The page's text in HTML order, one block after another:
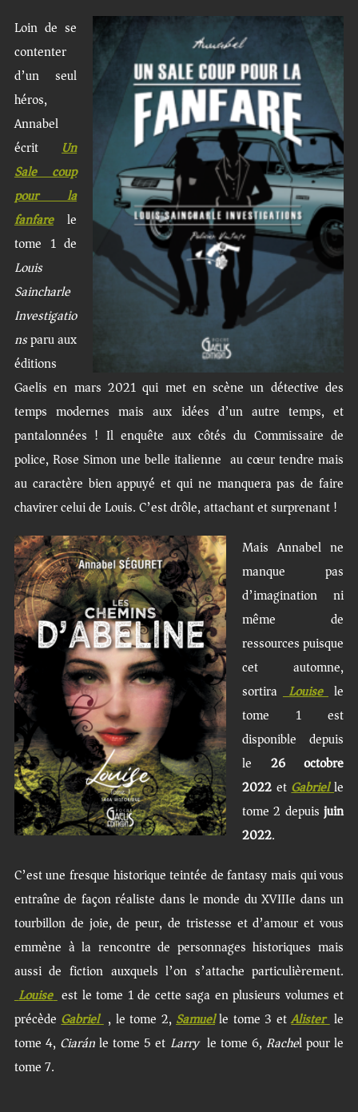
Loin de se
contenter
d’un seul
héros,
Annabel
écritUn
Sale coup
pour la
fanfarele
tome 1 de
Louis
Saincharle
Investigatio
nsparu aux
éditions
Gaelis en mars 2021 qui met en scène un détective des
temps modernes mais aux idées d’un autre temps, et
pantalonnées ! Il enquête aux côtés du Commissaire de
police, Rose Simon une belle italienne au cœur tendre mais
au caractère bien appuyé et qui ne manquera pas de faire
chavirer celui de Louis. C’est drôle, attachant et surprenant !
Mais Annabel ne
manque pas
d’imagination ni
même de
ressources puisque
cet automne,
sortira Louise le
tome 1 est
disponible depuis
le 26 octobre
2022etGabrielle
tome 2 depuisjuin
2022.
C’est une fresque historique teintée de fantasy mais qui vous
entraîne de façon réaliste dans le monde du XVIIIe dans un
tourbillon de joie, de peur, de tristesse et d’amour et vous
emmène à la rencontre de personnages historiques mais
aussi de fiction auxquels l’on s’attache particulièrement.
Louiseest le tome 1 de cette saga en plusieurs volumes et
précèdeGabriel, le tome 2,Samuelle tome 3 etAlisterle
tome 4, Ciaránle tome 5 et Larryle tome 6, Rachel pour le
tome 7.